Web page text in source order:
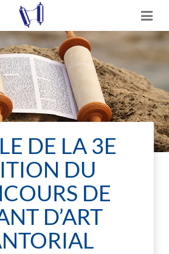
DE LA 3E
DU
DE
D’ART